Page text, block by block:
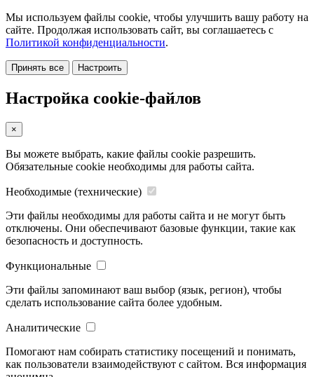
Мы используем файлы cookie, чтобы улучшить вашу работу на
сайте. Продолжая использовать сайт, вы соглашаетесь с
Политикой конфиденциальности.
Принять все Настроить
Настройка cookie-файлов
×
Вы можете выбрать, какие файлы cookie разрешить.
Обязательные cookie необходимы для работы сайта.
Необходимые (технические)
Эти файлы необходимы для работы сайта и не могут быть
отключены. Они обеспечивают базовые функции, такие как
безопасность и доступность.
Функциональные
Эти файлы запоминают ваш выбор (язык, регион), чтобы
сделать использование сайта более удобным.
Аналитические
Помогают нам собирать статистику посещений и понимать,
как пользователи взаимодействуют с сайтом. Вся информация